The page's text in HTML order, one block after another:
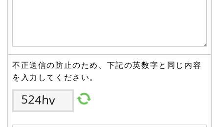
不正送信の防止のため、下記の英数字と同じ内容
を入力してください。